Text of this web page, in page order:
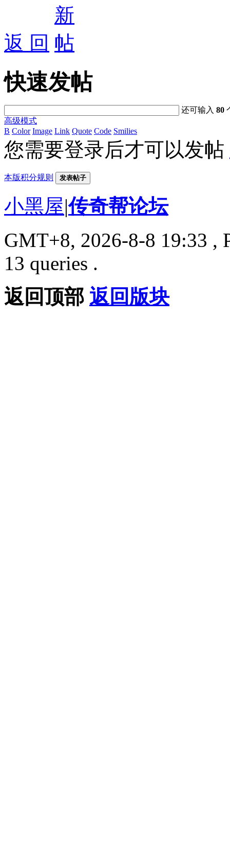
返 回
快速发帖
还可输入80
高级模式
B Color Image Link Quote Code Smilies
您需要登录后才可以发帖
本版积分规则 发表帖子
小黑屋|传奇帮论坛
GMT+8, 2026-8-8 19:33 ,
13 queries .
返回顶部 返回版块